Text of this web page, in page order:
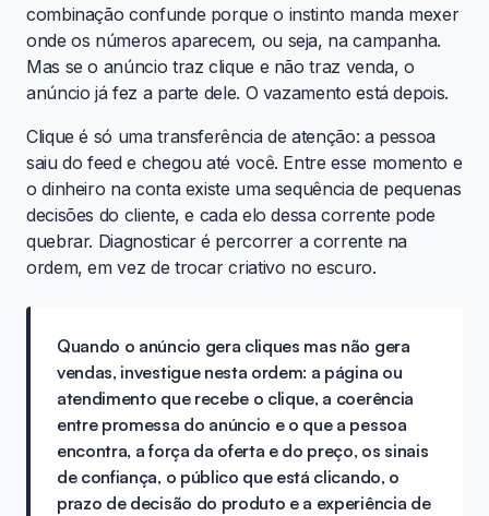
combinação confunde porque o instinto manda mexer
onde os números aparecem, ou seja, na campanha.
Mas se o anúncio traz clique e não traz venda, o
anúncio já fez a parte dele. O vazamento está depois.
Clique é só uma transferência de atenção: a pessoa
saiu do feed e chegou até você. Entre esse momento e
o dinheiro na conta existe uma sequência de pequenas
decisões do cliente, e cada elo dessa corrente pode
quebrar. Diagnosticar é percorrer a corrente na
ordem, em vez de trocar criativo no escuro.
Quando o anúncio gera cliques mas não gera
vendas, investigue nesta ordem: a página ou
atendimento que recebe o clique, a coerência
entre promessa do anúncio e o que a pessoa
encontra, a força da oferta e do preço, os sinais
de confiança, o público que está clicando, o
prazo de decisão do produto e a experiência de